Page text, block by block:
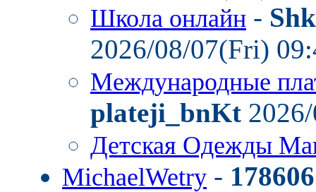
Школа онлайн -
2026/08/07(Fri)
Международные
plateji_bnKt
Детская Одежды
MichaelWetry -